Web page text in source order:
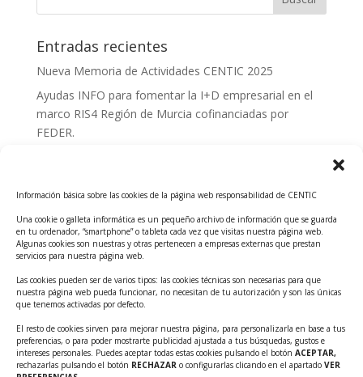
Información básica sobre las cookies de la página web responsabilidad de CENTIC
Una cookie o galleta informática es un pequeño archivo de información que se guarda
en tu ordenador, “smartphone” o tableta cada vez que visitas nuestra página web.
Algunas cookies son nuestras y otras pertenecen a empresas externas que prestan
servicios para nuestra página web.
Las cookies pueden ser de varios tipos: las cookies técnicas son necesarias para que
nuestra página web pueda funcionar, no necesitan de tu autorización y son las únicas
que tenemos activadas por defecto.
El resto de cookies sirven para mejorar nuestra página, para personalizarla en base a tus
preferencias, o para poder mostrarte publicidad ajustada a tus búsquedas, gustos e
intereses personales. Puedes aceptar todas estas cookies pulsando el botón ACEPTAR,
rechazarlas pulsando el botón RECHAZAR o configurarlas clicando en el apartado VER
Entradas recientes
Nueva Memoria de Actividades CENTIC 2025
Ayudas INFO para fomentar la I+D empresarial en el
marco RIS4 Región de Murcia cofinanciadas por
FEDER.
Tecnológicos 2ª ed.
Ayudas INFO para el apoyo a las empresas
innovadoras con potencial tecnológico y escalables
Convocatoria Cheque de Innovación. Ayudas INFO
para la contratación de servicios de Innovación y
Competitividad
Cheque Inversión del INFO. Ayudas para la
contratación de servicios de Innovación y
Competitividad para apoyar rondas de financiación.